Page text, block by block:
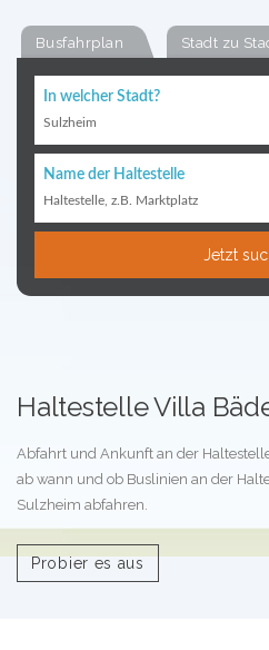
Busfahrplan Stadt zu
In welcher Stadt?
Sulzheim
Name der Haltestelle
Haltestelle, z.B. Marktplatz
Jetzt
Haltestelle Villa
Abfahrt und Ankunft an der
ab wann und ob Buslinien an der
Sulzheim abfahren.
Probier es aus